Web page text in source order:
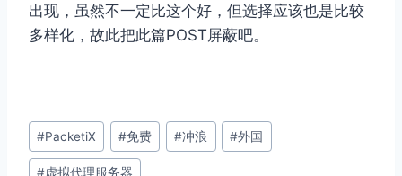
出现，虽然不一定比这个好，但选择应该也是比较
多样化，故此把此篇POST屏蔽吧。
文
章
#PacketiX #免费 #冲浪 #外国
#虚拟代理服务器